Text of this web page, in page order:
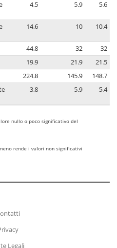
4.5 5.9 5.6
14.6 10 10.4
44.8 32
32
19.9 21.9
21.5
224.8 145.9
148.7
3.8 5.9 5.4
nullo o poco significativo del
rende i valori non significativi
Legali